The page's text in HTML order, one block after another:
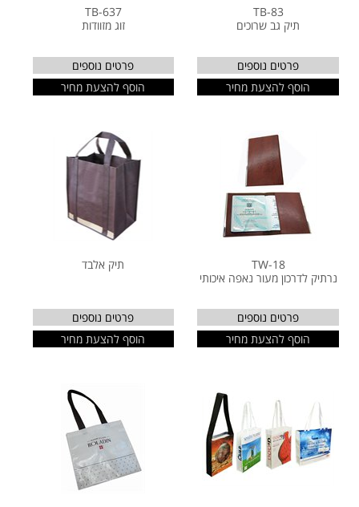
TB-83
תיק גב שרוכים
פרטים נוספים
הוסף להצעת מחיר
TB-637
זוג מזוודות
פרטים נוספים
הוסף להצעת מחיר
TW-18
נרתיק לדרכון מעור נאפה איכותי
פרטים נוספים
הוסף להצעת מחיר
תיק אלבד
פרטים נוספים
הוסף להצעת מחיר